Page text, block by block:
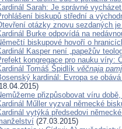
Sarah: Je správné
biskupů střední a
otázky znovu sezdaných
Burke odpovídá na
biskupové hovoří o
Kasper není „papežův
kongregace pro nauku víry:
Tomáš Špidlík věčnaja
kardinál: Evropa se
přizpůsobovat víru
Műller vyzval německé
vytýká předsedovi
(27.03.2015)